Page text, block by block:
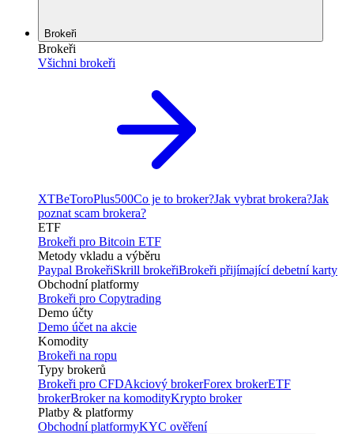
Brokeři
Brokeři
Všichni brokeři
XTBeToroPlus500Co je to broker?Jak vybrat brokera?Jak
poznat scam brokera?
ETF
Brokeři pro Bitcoin ETF
Metody vkladu a výběru
Paypal BrokeřiSkrill brokeřiBrokeři přijímající debetní karty
Obchodní platformy
Brokeři pro Copytrading
Demo účty
Demo účet na akcie
Komodity
Brokeři na ropu
Typy brokerů
Brokeři pro CFDAkciový brokerForex brokerETF
brokerBroker na komodityKrypto broker
Platby & platformy
Obchodní platformyKYC ověření